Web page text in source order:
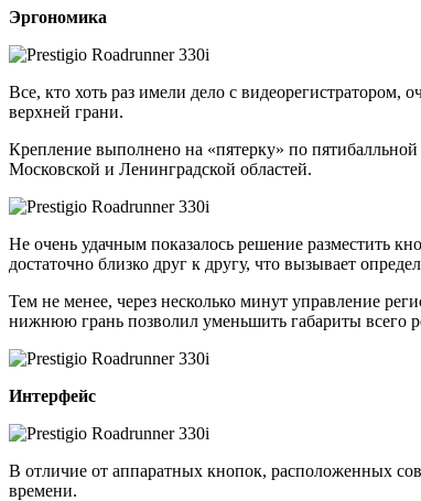
Эргономика
Все, кто хоть раз имели дело с видеорегистратором,
верхней грани.
Крепление выполнено на «пятерку» по
Московской и Ленинградской областей.
Не очень удачным показалось решение разместить
достаточно близко друг к другу, что вызывает
Тем не менее, через несколько минут управление
нижнюю грань позволил уменьшить габариты всего
Интерфейс
В отличие от аппаратных кнопок, расположенных
времени.